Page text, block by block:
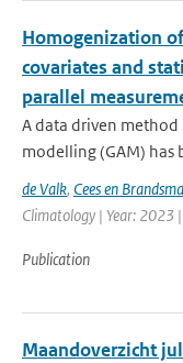
Homogenization
covariates and
parallel
A data driven
modelling (GAM)
de Valk, Cees en Brandsma
Climatology | Year: 2023 |
Publication
Maandoverzicht